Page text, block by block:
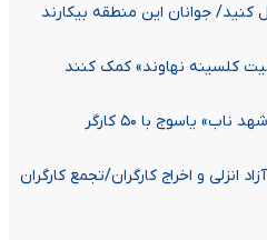
کنید/ جوانان این منطقه بیکارند
کلسینه نهاوند» کمک کنند
یاسوج با ۵۰ کارگر
انزلی و اخراج کارگران/تجمع کارگران